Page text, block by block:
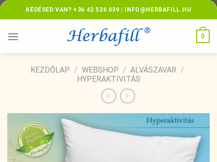
Skip
to
KÉDÉSED VAN? +36 42 526 039 | INFO@HERBAFILL.HU
0
KEZDŐLAP / WEBSHOP / ALVÁSZAVAR /
HYPERAKTIVITÁS